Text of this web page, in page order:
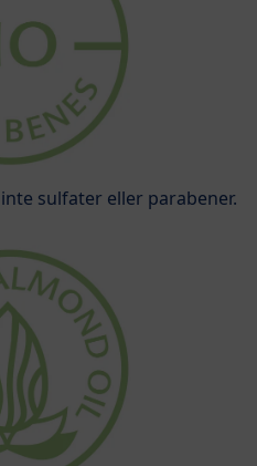
sulfater eller parabener.